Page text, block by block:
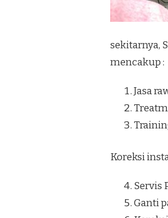
KOLAM
RENANG
MATRIJERON
sekitarnya,
mencakup :
Jasa
Koreksi
Servis
Ganti